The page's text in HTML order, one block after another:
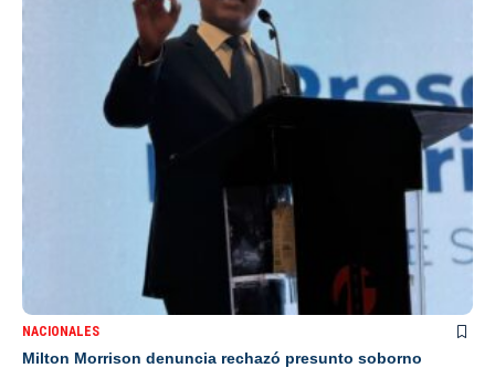
NACIONALES
Milton Morrison denuncia rechazó presunto soborno